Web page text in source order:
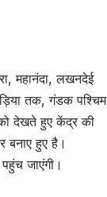
महानंदा, लखनदेई
तक, गंडक पश्चिम
देखते हुए केंद्र की
बनाए हुए है।
जाएंगी।